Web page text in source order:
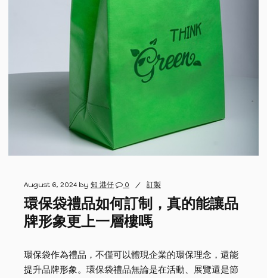
August 6, 2024 by 知 港仔 0 訂製
環保袋禮品如何訂制，真的能讓品
牌形象更上一層樓嗎
環保袋作為禮品，不僅可以體現企業的環保理念，還能
提升品牌形象。環保袋禮品無論是在活動、展覽還是節